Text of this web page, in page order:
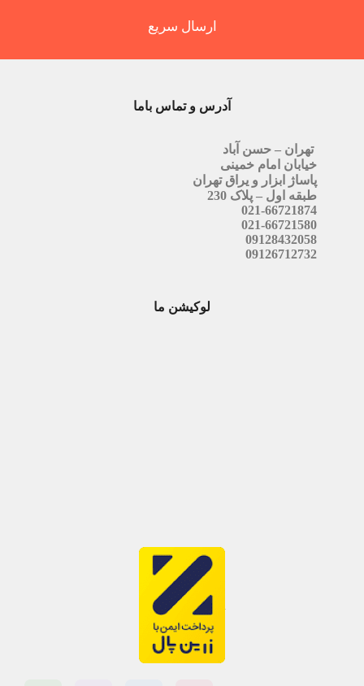
ارسال سریع
آدرس و تماس باما
تهران – حسن آباد
خیابان امام خمینی
پاساژ ابزار و یراق تهران
طبقه اول – پلاک 230
021-66721874
021-66721580
09128432058
09126712732
لوکیشن ما